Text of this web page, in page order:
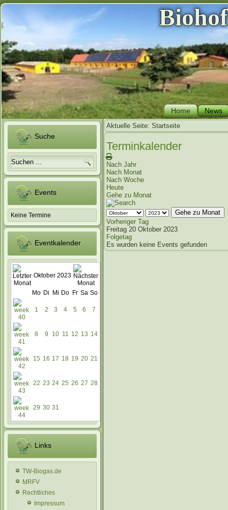
Home News
Suche
Events
Keine Termine
Eventkalender
Oktober 2023
Mo Di Mi Do Fr Sa So
1 2 3 4 5 6 7
8 9 10 11 12 13 14
15 16 17 18 19 20 21
22 23 24 25 26 27 28
29 30 31
Links
TW-Biogas.de
MRFV
Rechtliches
Impressum
Aktuelle Seite: Startseite
Terminkalender
Nach Jahr
Nach Monat
Nach Woche
Heute
Gehe zu Monat
Gehe zu Monat
Vorheriger Tag
Freitag 20 Oktober 2023
Folgetag
Es wurden keine Events gefunden